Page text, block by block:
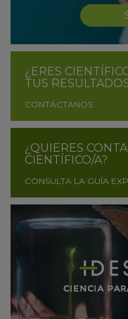
¿ERES
TUS
CONTÁCTANOS
¿QUIERES
CIENTÍFICO/A?
CONSULTA LA GUÍA